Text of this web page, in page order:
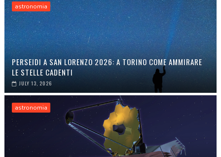
astronomia
PERSEIDI A SAN LORENZO 2026: A TORINO COME AMMIRARE
LE STELLE CADENTI
JULY 13, 2026
astronomia